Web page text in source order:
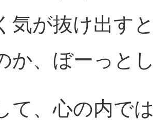
気が抜け出す
か、ぼーっと
て、心の内で